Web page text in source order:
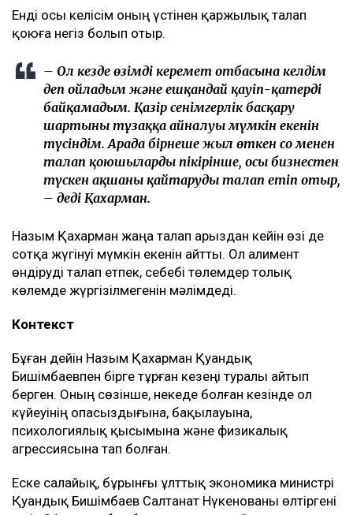
Енді осы келісім оның үстінен қаржылық талап
қоюға негіз болып отыр.
– Ол кезде өзімді керемет отбасына келдім
деп ойладым және ешқандай қауіп-қатерді
байқамадым. Қазір сенімгерлік басқару
шартының тұзаққа айналуы мүмкін екенін
түсіндім. Арада бірнеше жыл өткен соң менен
талап қоюшылардың пікірінше, осы бизнестен
түскен ақшаны қайтаруды талап етіп отыр,
– деді Қахарман.
Назым Қахарман жаңа талап арыздан кейін өзі де
сотқа жүгінуі мүмкін екенін айтты. Ол алимент
өндіруді талап етпек, себебі төлемдер толық
көлемде жүргізілмегенін мәлімдеді.
Контекст
Бұған дейін Назым Қахарман Қуандық
Бишімбаевпен бірге тұрған кезеңі туралы айтып
берген. Оның сөзінше, некеде болған кезінде ол
күйеуінің опасыздығына, бақылауына,
психологиялық қысымына және физикалық
агрессиясына тап болған.
Еске салайық, бұрынғы ұлттық экономика министрі
Қуандық Бишімбаев Салтанат Нүкенованы өлтіргені